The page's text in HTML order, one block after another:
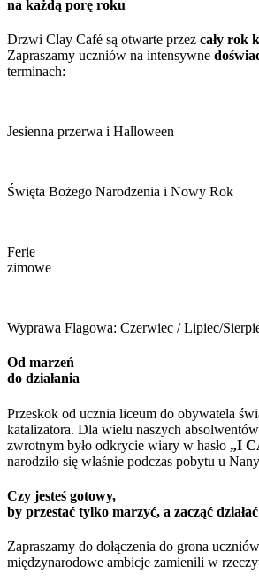
na każdą porę roku
Drzwi Clay Café są otwarte przez cały rok
Zapraszamy uczniów na intensywne
terminach:
Jesienna przerwa i Halloween
Święta Bożego Narodzenia i Nowy Rok
Ferie
zimowe
Wyprawa Flagowa: Czerwiec / Lipiec/
Od marzeń
do działania
Przeskok od ucznia liceum do obywatela
katalizatora. Dla wielu naszych
zwrotnym było odkrycie wiary w hasło „I
narodziło się właśnie podczas pobytu u
Czy jesteś gotowy,
by przestać tylko marzyć, a zacząć
Zapraszamy do dołączenia do grona
międzynarodowe ambicje zamienili w